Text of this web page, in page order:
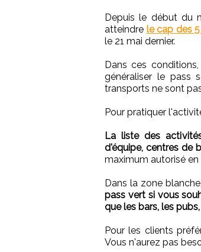
Depuis le début du
atteindre le cap des
le 21 mai dernier.
Dans ces
généraliser le pass
transports ne sont
Pour pratiquer
La liste des
d'équipe, centres de
maximum autorisé en
Dans la zone
pass vert si vous
que les bars, les
Pour les clients
Vous n'aurez pas